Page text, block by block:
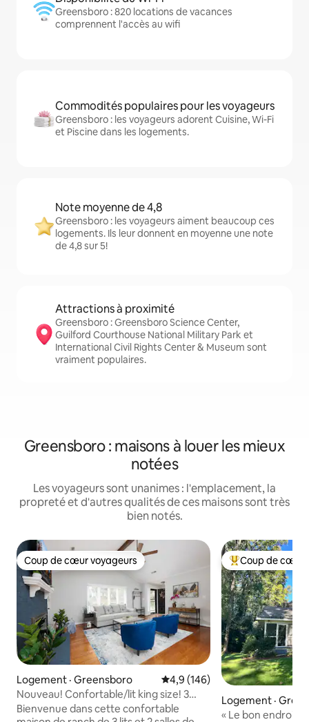
Greensboro : 820 locations de vacances
comprennent l'accès au wifi
Commodités populaires pour les voyageurs
Greensboro : les voyageurs adorent Cuisine, Wi-Fi
et Piscine dans les logements.
Note moyenne de 4,8
Greensboro : les voyageurs aiment beaucoup ces
logements. Ils leur donnent en moyenne une note
de 4,8 sur 5!
Attractions à proximité
Greensboro : Greensboro Science Center,
Guilford Courthouse National Military Park et
International Civil Rights Center & Museum sont
vraiment populaires.
Greensboro : maisons à louer les mieux
notées
Les voyageurs sont unanimes : l'emplacement, la
propreté et d'autres qualités de ces maisons sont très
bien notés.
Coup de cœur voyageurs
Coup de cœur voyageurs
Logement · Greensboro Note moyenne de 4,9 sur 5,
4,9 (146)
Nouveau! Confortable/lit king size! 3
chambres/2 salles de bain. Cour privée
Bienvenue dans cette confortable
Coup de cœur
Coup de cœur
Logement ·
« Le bon endroit